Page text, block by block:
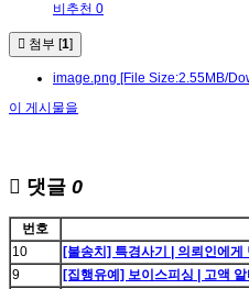
비추천 0
첨부 [1]
image.png [File Size:2.55MB/
이 게시물을
댓글 0
번호
10
[불송치] 특경사기 | 의뢰인에게
9
[집행유예] 보이스피싱 | 고액